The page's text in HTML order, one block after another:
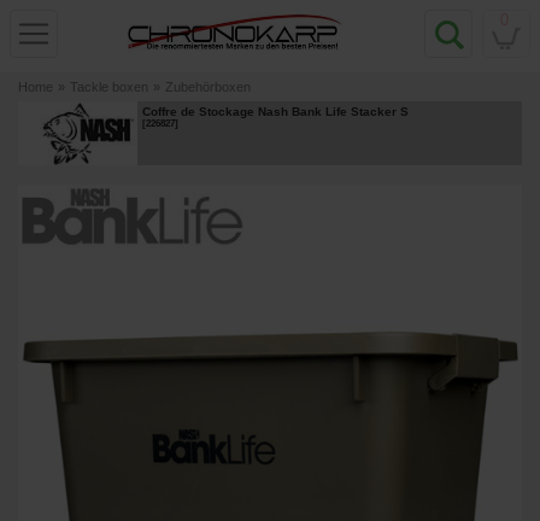
Home » Tackle boxen » Zubehörboxen
Coffre de Stockage Nash Bank Life Stacker S
[226827]